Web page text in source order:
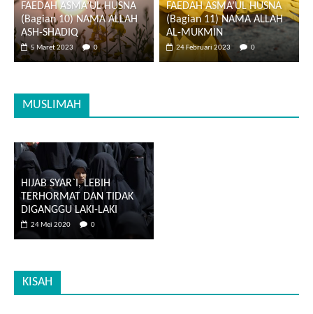
FAEDAH ASMA’UL HUSNA
(Bagian 10) NAMA ALLAH
ASH-SHADIQ
5 Maret 2023 0
FAEDAH ASMA’UL HUSNA
(Bagian 11) NAMA ALLAH
AL-MUKMIN
24 Februari 2023 0
MUSLIMAH
HIJAB SYAR`I, LEBIH
TERHORMAT DAN TIDAK
DIGANGGU LAKI-LAKI
24 Mei 2020 0
KISAH